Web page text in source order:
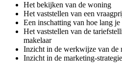
Het bekijken van de woning
Het vaststellen van een
Een inschatting van hoe lang je
Het vaststellen van de
makelaar
Inzicht in de werkwijze van de
Inzicht in de marketing-